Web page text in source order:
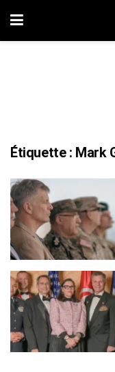
Étiquette : Mark